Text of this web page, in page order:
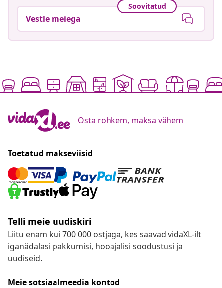
Soovitatud
Vestle meiega
Osta rohkem, maksa vähem
Toetatud makseviisid
Telli meie uudiskiri
Liitu enam kui 700 000 ostjaga, kes saavad vidaXL-ilt
iganädalasi pakkumisi, hooajalisi soodustusi ja
uudiseid.
Meie sotsiaalmeedia kontod